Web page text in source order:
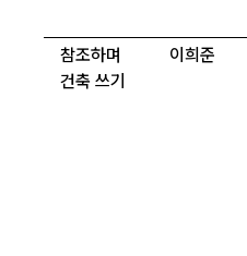
참조하며
건축 쓰기
이희준